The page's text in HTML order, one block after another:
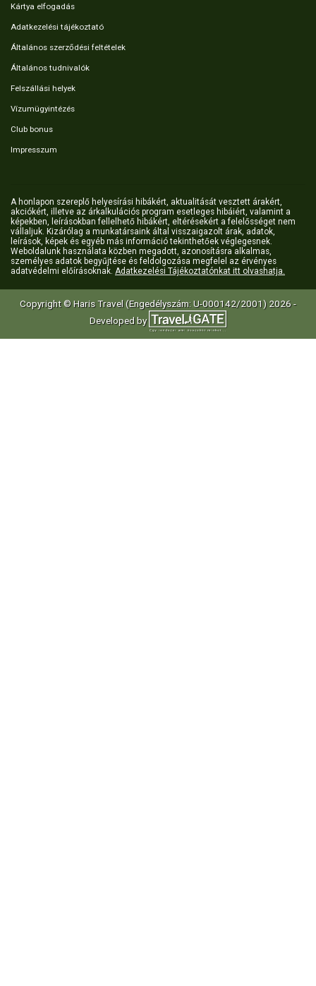
Kártya elfogadás
Adatkezelési tájékoztató
Általános szerződési feltételek
Általános tudnivalók
Felszállási helyek
Vízumügyintézés
Club bonus
Impresszum
A honlapon szereplő helyesírási hibákért, aktualitását vesztett árakért,
akciókért, illetve az árkalkulációs program esetleges hibáiért, valamint a
képekben, leírásokban fellelhető hibákért, eltérésekért a felelősséget nem
vállaljuk. Kizárólag a munkatársaink által visszaigazolt árak, adatok,
leírások, képek és egyéb más információ tekinthetőek véglegesnek.
Weboldalunk használata közben megadott, azonosításra alkalmas,
személyes adatok begyűjtése és feldolgozása megfelel az érvényes
adatvédelmi előírásoknak. Adatkezelési Tájékoztatónkat itt olvashatja.
Copyright © Haris Travel (Engedélyszám: U-000142/2001) 2026 -
Developed by